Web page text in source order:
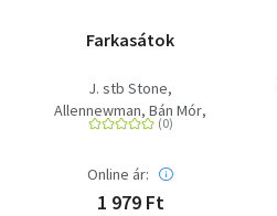
Farkasátok
J. stb Stone
Allennewman Bán Mór
Everigel Sorenward
Online ár:
1 979 Ft